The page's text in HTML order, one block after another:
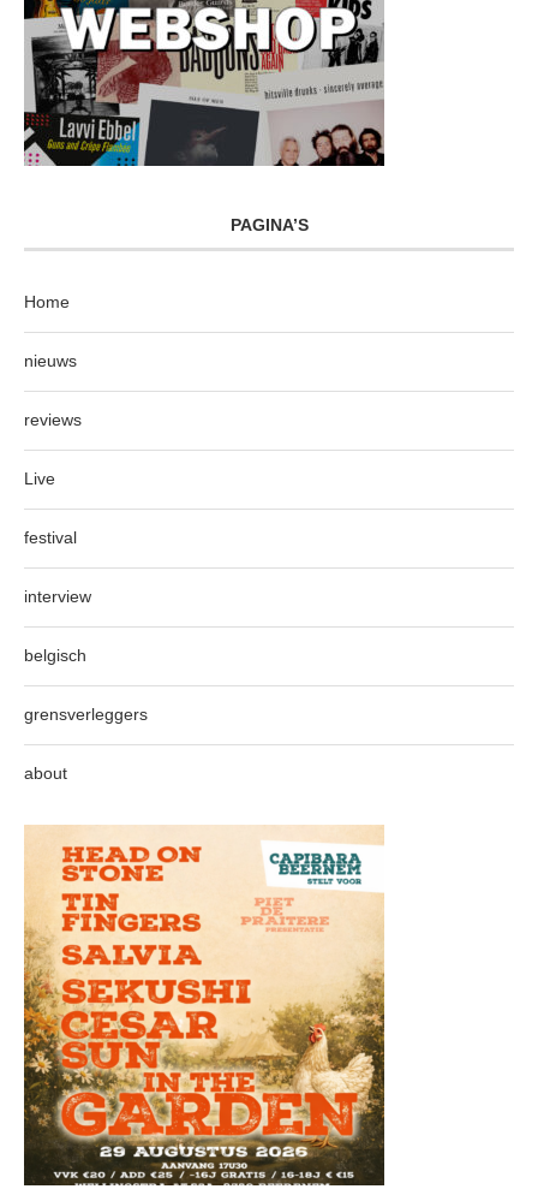
PAGINA’S
Home
nieuws
reviews
Live
festival
interview
belgisch
grensverleggers
about